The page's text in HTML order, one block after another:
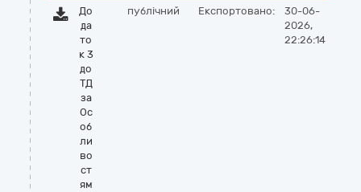
До
да
то
к 3
до
ТД
за
Ос
об
ли
во
ст
ям
публічний Експортовано:
30-06-
2026,
22:26:14